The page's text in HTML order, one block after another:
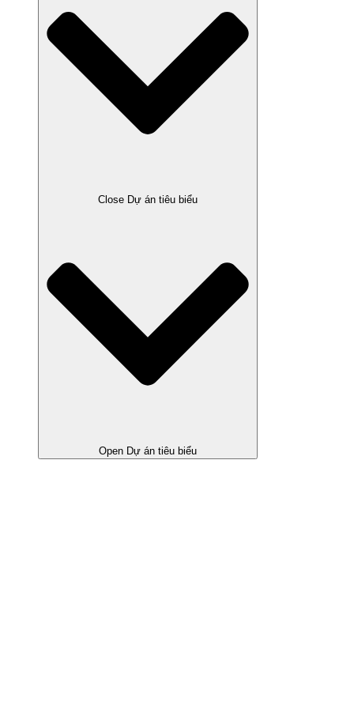
Close Dự án tiêu biểu
Open Dự án tiêu biểu